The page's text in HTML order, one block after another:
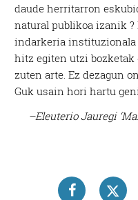
daude herritarron
natural publikoa izanik
indarkeria instituzionala
hitz egiten utzi bozketak
zuten arte. Ez dezagun
Guk usain hori hartu
–Eleuterio Jauregi